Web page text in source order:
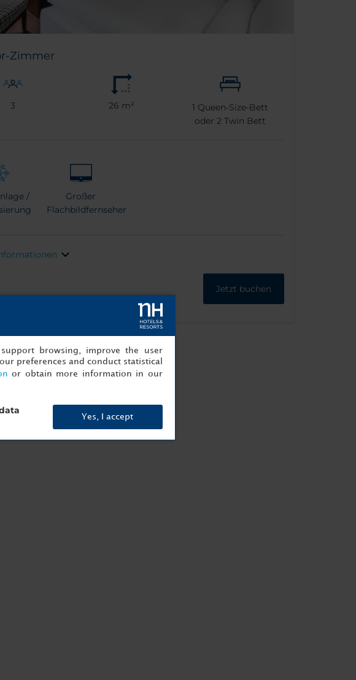
Zimmer
3 26 m² 1 Queen-Size-Bett
oder 2 Twin Bett
/
Großer
Flachbildfernseher
Jetzt buchen
browsing, improve the user
preferences and conduct statistical
or obtain more information in our
Yes, I accept